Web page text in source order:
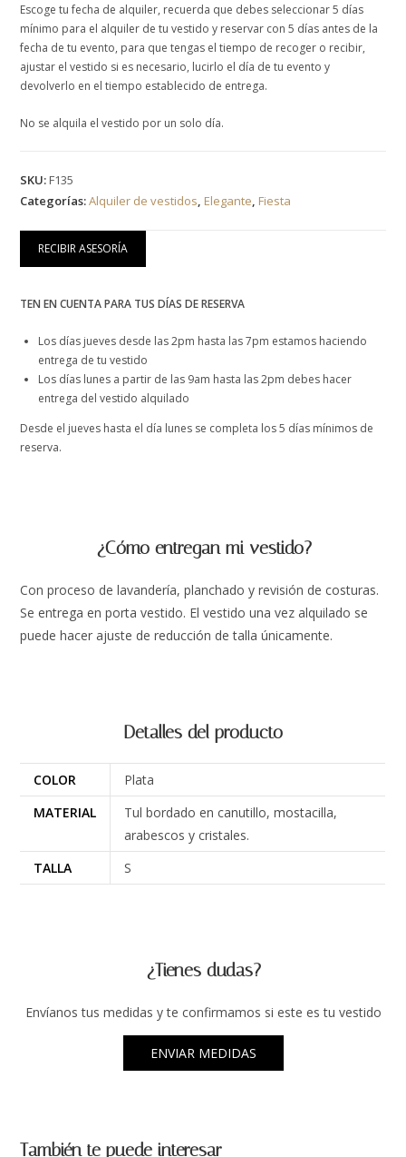
Escoge tu fecha de alquiler, recuerda que debes seleccionar 5 días
mínimo para el alquiler de tu vestido y reservar con 5 días antes de la
fecha de tu evento, para que tengas el tiempo de recoger o recibir,
ajustar el vestido si es necesario, lucirlo el día de tu evento y
devolverlo en el tiempo establecido de entrega.
No se alquila el vestido por un solo día.
SKU:F135
Categorías:Alquiler de vestidos, Elegante, Fiesta
RECIBIR ASESORÍA
TEN EN CUENTA PARA TUS DÍAS DE RESERVA
Los días jueves desde las 2pm hasta las 7pm estamos haciendo
entrega de tu vestido
Los días lunes a partir de las 9am hasta las 2pm debes hacer
entrega del vestido alquilado
Desde el jueves hasta el día lunes se completa los 5 días mínimos de
reserva.
¿Cómo entregan mi vestido?
Con proceso de lavandería, planchado y revisión de costuras.
Se entrega en porta vestido. El vestido una vez alquilado se
puede hacer ajuste de reducción de talla únicamente.
Detalles del producto
COLOR
Plata
MATERIAL
Tul bordado en canutillo, mostacilla,
arabescos y cristales.
TALLA
S
¿Tienes dudas?
Envíanos tus medidas y te confirmamos si este es tu vestido
ENVIAR MEDIDAS
También te puede interesar